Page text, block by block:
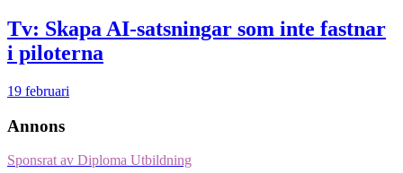
Tv: Skapa AI-satsningar som inte fastnar
i piloterna
19 februari
Annons
Sponsrat av Diploma Utbildning